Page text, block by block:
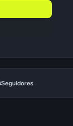
Seguidores